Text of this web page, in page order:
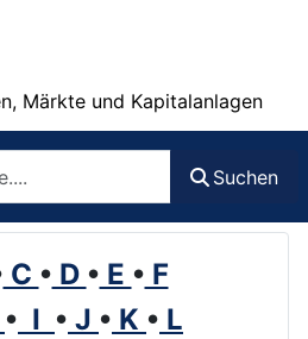
Märkte und Kapitalanlagen
Suchen
C • D • E • F
• I • J • K • L